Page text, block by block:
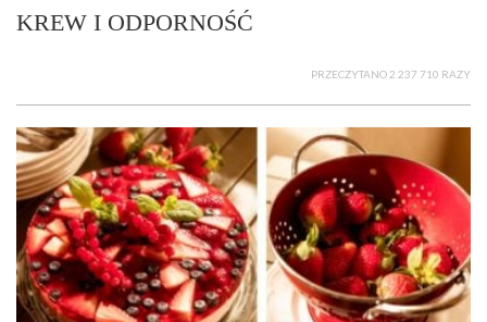
KREW I ODPORNOŚĆ
PRZECZYTANO 2 237 710 RAZY